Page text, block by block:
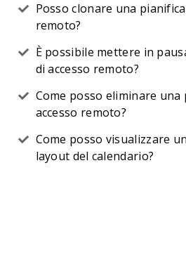
Posso clonare una
remoto?
È possibile mettere in
di accesso remoto?
Come posso eliminare una
accesso remoto?
Come posso visualizzare
layout del calendario?